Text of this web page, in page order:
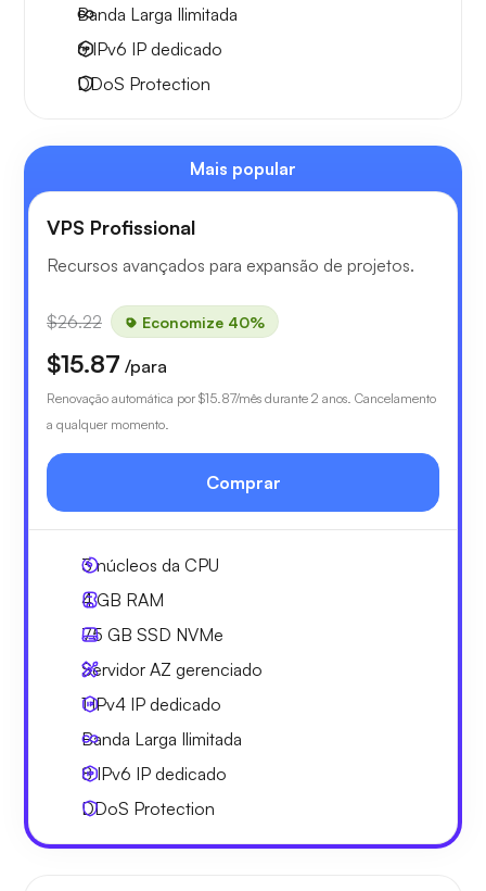
Banda Larga Ilimitada
6 IPv6 IP dedicado
DDoS Protection
Mais popular
VPS Profissional
Recursos avançados para expansão de projetos.
$26.22 Economize 40%
$15.87 /para
Renovação automática por $15.87/mês durante 2 anos. Cancelamento
a qualquer momento.
Comprar
3núcleos da CPU
4 GB RAM
75 GB SSD NVMe
Servidor AZ gerenciado
1 IPv4 IP dedicado
Banda Larga Ilimitada
8 IPv6 IP dedicado
DDoS Protection